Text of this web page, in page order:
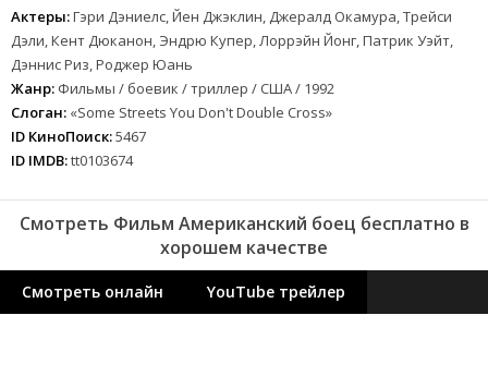
Актеры:Гэри Дэниелс, Йен Джэклин, Джералд Окамура, Трейси
Дэли, Кент Дюканон, Эндрю Купер, Лоррэйн Йонг, Патрик Уэйт,
Дэннис Риз, Роджер Юань
Жанр: Фильмы / боевик / триллер / США / 1992
Слоган: «Some Streets You Don't Double Cross»
ID КиноПоиск:5467
ID IMDB:tt0103674
Смотреть Фильм Американский боец бесплатно в
хорошем качестве
Смотреть онлайн YouTube трейлер